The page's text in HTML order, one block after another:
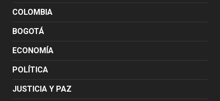
COLOMBIA
BOGOTÁ
ECONOMÍA
POLÍTICA
JUSTICIA Y PAZ